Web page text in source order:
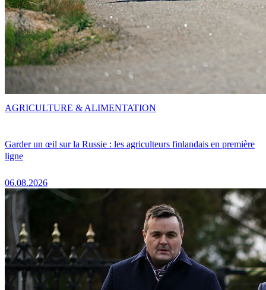
Garder un œil sur la Russie : les agriculteurs finlandais en première
ligne
06.08.2026
AGRICULTURE & ALIMENTATION